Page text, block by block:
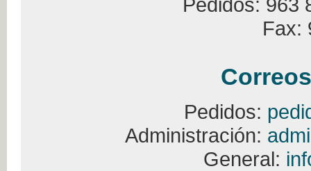
Fax:
Pedidos:
Administración:
General: